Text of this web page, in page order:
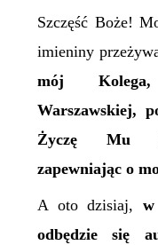
Szczęść Boże!
imieniny
mój Kolega,
Warszawskiej,
Życzę Mu
zapewniając o
A oto dzisiaj, w
odbędzie się